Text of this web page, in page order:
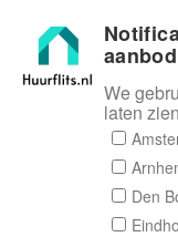
We
laten
Den